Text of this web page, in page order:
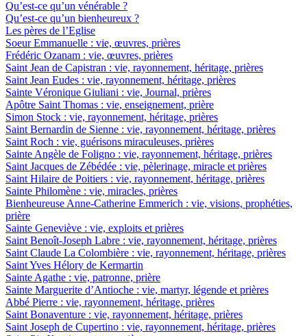
Qu’est-ce qu’un vénérable ?
Qu’est-ce qu’un bienheureux ?
Les pères de l’Eglise
Soeur Emmanuelle : vie, œuvres, prières
Frédéric Ozanam : vie, œuvres, prières
Saint Jean de Capistran : vie, rayonnement, héritage, prières
Saint Jean Eudes : vie, rayonnement, héritage, prières
Sainte Véronique Giuliani : vie, Journal, prières
Apôtre Saint Thomas : vie, enseignement, prière
Simon Stock : vie, rayonnement, héritage, prières
Saint Bernardin de Sienne : vie, rayonnement, héritage, prières
Saint Roch : vie, guérisons miraculeuses, prières
Sainte Angèle de Foligno : vie, rayonnement, héritage, prières
Saint Jacques de Zébédée : vie, pèlerinage, miracle et prières
Saint Hilaire de Poitiers : vie, rayonnement, héritage, prières
Sainte Philomène : vie, miracles, prières
Bienheureuse Anne-Catherine Emmerich : vie, visions, prophéties,
prière
Sainte Geneviève : vie, exploits et prières
Saint Benoît-Joseph Labre : vie, rayonnement, héritage, prières
Saint Claude La Colombière : vie, rayonnement, héritage, prières
Saint Yves Hélory de Kermartin
Sainte Agathe : vie, patronne, prière
Sainte Marguerite d’Antioche : vie, martyr, légende et prières
Abbé Pierre : vie, rayonnement, héritage, prières
Saint Bonaventure : vie, rayonnement, héritage, prières
Saint Joseph de Cupertino : vie, rayonnement, héritage, prières